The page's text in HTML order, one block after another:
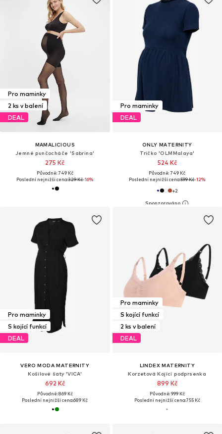
Pro maminky
2 ks v balení
DEAL
MAMALICIOUS
Jemné punčocháče 'Sabrina'
275 Kč
Původně: 749 Kč
Poslední nejnižší cena:329 Kč-16%
Pro maminky
DEAL
ONLY MATERNITY
Tričko 'OLMMalaya'
524 Kč
Původně: 749 Kč
Poslední nejnižší cena:599 Kč-12%
+2
Pro maminky
S kojící funkcí
DEAL
VERO MODA MATERNITY
Košilové šaty 'VICA'
692 Kč
Původně: 869 Kč
Poslední nejnižší cena:689 Kč
Pro maminky
S kojící funkcí
2 ks v balení
DEAL
LINDEX MATERNITY
Korzetová Kojící podprsenka
899 Kč
Původně: 999 Kč
Poslední nejnižší cena:755 Kč